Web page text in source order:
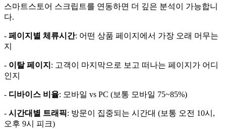
스마트스토어 스크립트를 연동하면 더 깊은 분석이 가능합니
다.
- 페이지별 체류시간: 어떤 상품 페이지에서 가장 오래 머무는
지
- 이탈 페이지 : 고객이 마지막으로 보고 떠나는 페이지가 어디
인지
- 디바이스 비율: 모바일 vs PC (보통 모바일 75~85%)
- 시간대별 트래픽: 방문이 집중되는 시간대 (보통 오전 10시,
오후 9시 피크)